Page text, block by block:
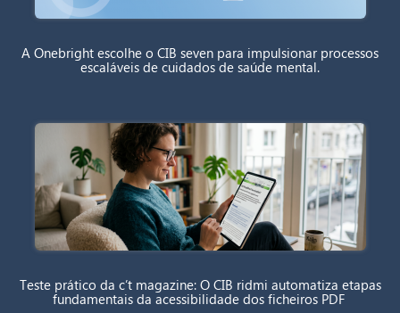
A Onebright escolhe o CIB seven para impulsionar processos
escaláveis de cuidados de saúde mental.
Teste prático da c’t magazine: O CIB ridmi automatiza etapas
fundamentais da acessibilidade dos ficheiros PDF